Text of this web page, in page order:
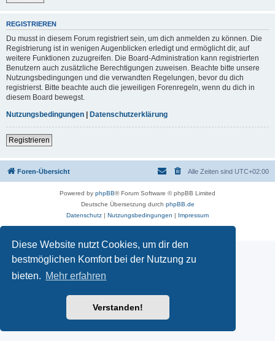
Diese Website nutzt Cookies, um dir den
bestmöglichen Komfort bei der Nutzung zu
bieten. Mehr erfahren
Verstanden!
REGISTRIEREN
Du musst in diesem Forum registriert sein, um dich anmelden zu können. Die
Registrierung ist in wenigen Augenblicken erledigt und ermöglicht dir, auf
weitere Funktionen zuzugreifen. Die Board-Administration kann registrierten
Benutzern auch zusätzliche Berechtigungen zuweisen. Beachte bitte unsere
Nutzungsbedingungen und die verwandten Regelungen, bevor du dich
registrierst. Bitte beachte auch die jeweiligen Forenregeln, wenn du dich in
diesem Board bewegst.
Nutzungsbedingungen | Datenschutzerklärung
Registrieren
Foren-Übersicht Alle Zeiten sind UTC+02:00
Powered by phpBB® Forum Software © phpBB Limited
Deutsche Übersetzung durch phpBB.de
Datenschutz | Nutzungsbedingungen | Impressum